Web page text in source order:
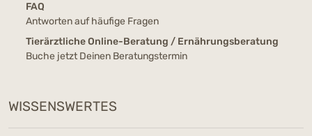
FAQ
Antworten auf häufige Fragen
Tierärztliche Online-Beratung / Ernährungsberatung
Buche jetzt Deinen Beratungstermin
WISSENSWERTES